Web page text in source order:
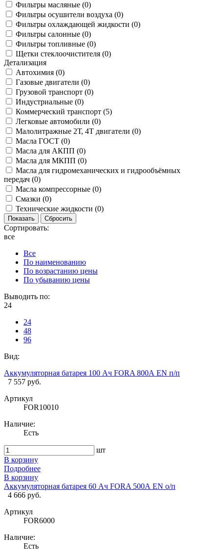
Фильтры масляные (0)
Фильтры осушители воздуха (0)
Фильтры охлаждающей жидкости (0)
Фильтры салонные (0)
Фильтры топливные (0)
Щетки стеклоочистителя (0)
Детализация
Автохимия (0)
Газовые двигатели (0)
Грузовой транспорт (0)
Индустриальные (0)
Коммерческий транспорт (5)
Легковые автомобили (0)
Малолитражные 2Т, 4Т двигатели (0)
Масла ГОСТ (0)
Масла для АКПП (0)
Масла для МКПП (0)
Масла для гидромеханических и гидрообъёмных
передач (0)
Масла компрессорные (0)
Смазки (0)
Технические жидкости (0)
Сортировать:
все
Все
По наименованию
По возрастанию цены
По убыванию цены
Выводить по:
24
24
48
96
Вид:
Аккумуляторная батарея 100 Ач FORA 800А EN п/п
7 557 руб.
Артикул
FOR10010
Наличие:
Есть
шт
В корзину
Подробнее
В корзину
Аккумуляторная батарея 60 Ач FORA 500А EN о/п
4 666 руб.
Артикул
FOR6000
Наличие:
Есть